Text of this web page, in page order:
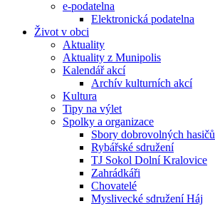
e-podatelna
Elektronická podatelna
Život v obci
Aktuality
Aktuality z Munipolis
Kalendář akcí
Archív kulturních akcí
Kultura
Tipy na výlet
Spolky a organizace
Sbory dobrovolných hasičů
Rybářské sdružení
TJ Sokol Dolní Kralovice
Zahrádkáři
Chovatelé
Myslivecké sdružení Háj